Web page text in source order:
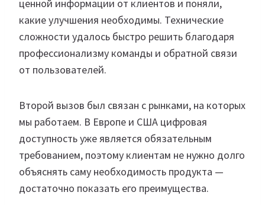
ценной информации от клиентов и поняли,
какие улучшения необходимы. Технические
сложности удалось быстро решить благодаря
профессионализму команды и обратной связи
от пользователей.
Второй вызов был связан с рынками, на которых
мы работаем. В Европе и США цифровая
доступность уже является обязательным
требованием, поэтому клиентам не нужно долго
объяснять саму необходимость продукта —
достаточно показать его преимущества.